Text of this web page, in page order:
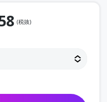
(税抜)